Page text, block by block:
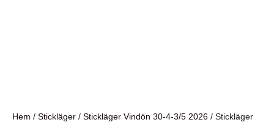
Hem / Stickläger / Stickläger Vindön 30-4-3/5 2026 / Stickläger